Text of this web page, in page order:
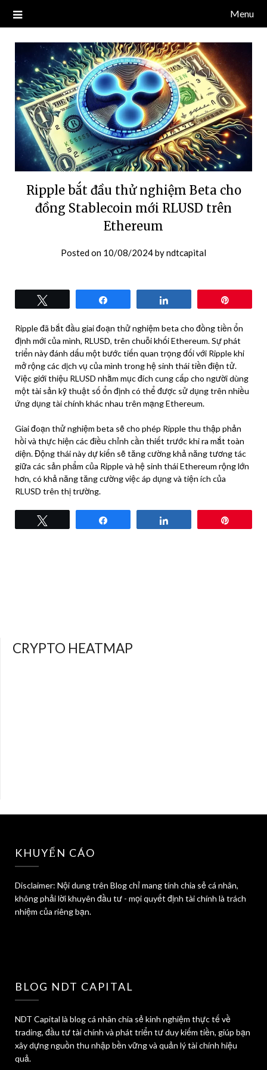
NDT CAPITAL | BLOG TIỀN
ĐIỆN TỬ CRYPTO
Blog về thị trường crypto, tiền điện tử, tiền mã hoá, công nghệ
blockchain.
Menu
Ripple bắt đầu thử nghiệm Beta cho
đồng Stablecoin mới RLUSD trên
Ethereum
Posted on 10/08/2024byndtcapital
Ripple đã bắt đầu giai đoạn thử nghiệm beta cho đồng tiền ổn
định mới của mình, RLUSD, trên chuỗi khối Ethereum. Sự phát
triển này đánh dấu một bước tiến quan trọng đối với Ripple khi
mở rộng các dịch vụ của mình trong hệ sinh thái tiền điện tử.
Việc giới thiệu RLUSD nhằm mục đích cung cấp cho người dùng
một tài sản kỹ thuật số ổn định có thể được sử dụng trên nhiều
ứng dụng tài chính khác nhau trên mạng Ethereum.
Giai đoạn thử nghiệm beta sẽ cho phép Ripple thu thập phản
hồi và thực hiện các điều chỉnh cần thiết trước khi ra mắt toàn
diện. Động thái này dự kiến ​​sẽ tăng cường khả năng tương tác
giữa các sản phẩm của Ripple và hệ sinh thái Ethereum rộng lớn
hơn, có khả năng tăng cường việc áp dụng và tiện ích của
RLUSD trên thị trường.
CRYPTO HEATMAP
KHUYẾN CÁO
Disclaimer: Nội dung trên Blog chỉ mang tính chia sẻ cá nhân,
không phải lời khuyên đầu tư - mọi quyết định tài chính là trách
nhiệm của riêng bạn.
BLOG NDT CAPITAL
NDT Capital là blog cá nhân chia sẻ kinh nghiệm thực tế về
trading, đầu tư tài chính và phát triển tư duy kiếm tiền, giúp bạn
xây dựng nguồn thu nhập bền vững và quản lý tài chính hiệu
quả.